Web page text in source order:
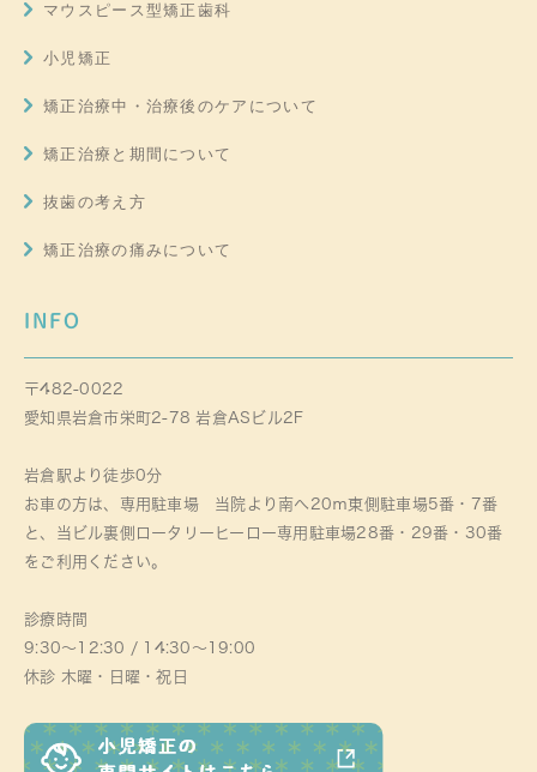
マウスピース型矯正歯科
小児矯正
矯正治療中・治療後のケアについて
矯正治療と期間について
抜歯の考え方
矯正治療の痛みについて
INFO
〒482-0022
愛知県岩倉市栄町2-78 岩倉ASビル2F
岩倉駅より徒歩0分
お車の方は、専用駐車場 当院より南へ20ｍ東側駐車場5番・7番
と、当ビル裏側ロータリーヒーロー専用駐車場28番・29番・30番
をご利用ください。
診療時間
9:30～12:30 / 14:30～19:00
休診 木曜・日曜・祝日